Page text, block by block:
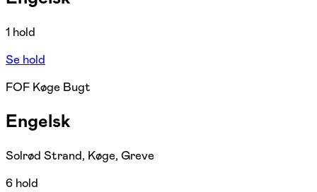
1 hold
Se hold
FOF Køge Bugt
Engelsk
Solrød Strand, Køge, Greve
6 hold